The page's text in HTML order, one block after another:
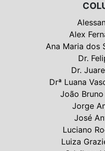
Alex
Ana Maria dos
Dr.
Dr.
Drª Luana
João
Jorge
José
Luciano
Luiza